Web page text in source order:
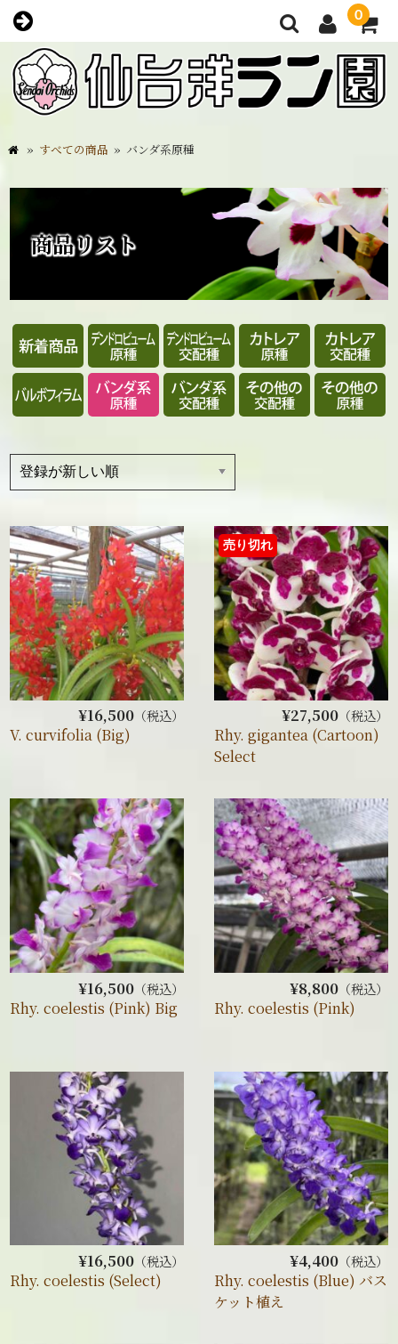
0
» すべての商品 » バンダ系原種
商品リスト
¥16,500（税込）
V. curvifolia (Big)
¥27,500（税込）
売り切れ
Rhy. gigantea (Cartoon)
Select
¥16,500（税込）
Rhy. coelestis (Pink) Big
¥8,800（税込）
Rhy. coelestis (Pink)
¥16,500（税込）
Rhy. coelestis (Select)
¥4,400（税込）
Rhy. coelestis (Blue) バス
ケット植え